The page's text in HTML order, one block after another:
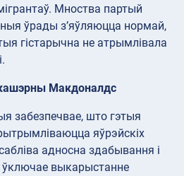
Мноства партый
ўрады з’яўляюцца нормай,
гістарычна не атрымлівала
кашэрны Макдоналдс
забезпечвае, што гэтыя
яўрэйскіх
адносна здабывання і
ўключае выкарыстанне